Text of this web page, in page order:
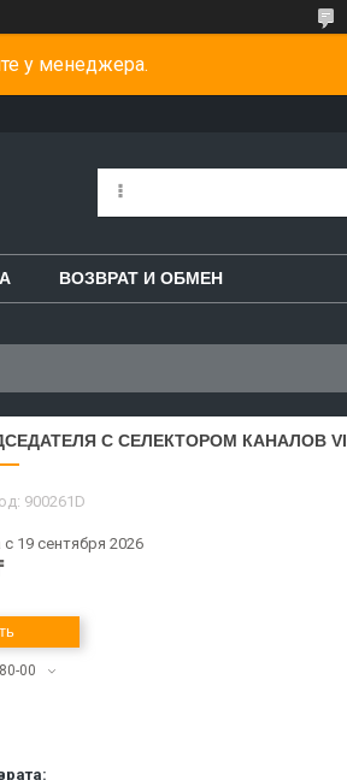
у менеджера.
ВОЗВРАТ И ОБМЕН
С СЕЛЕКТОРОМ КАНАЛОВ
900261D
19 сентября 2026
00